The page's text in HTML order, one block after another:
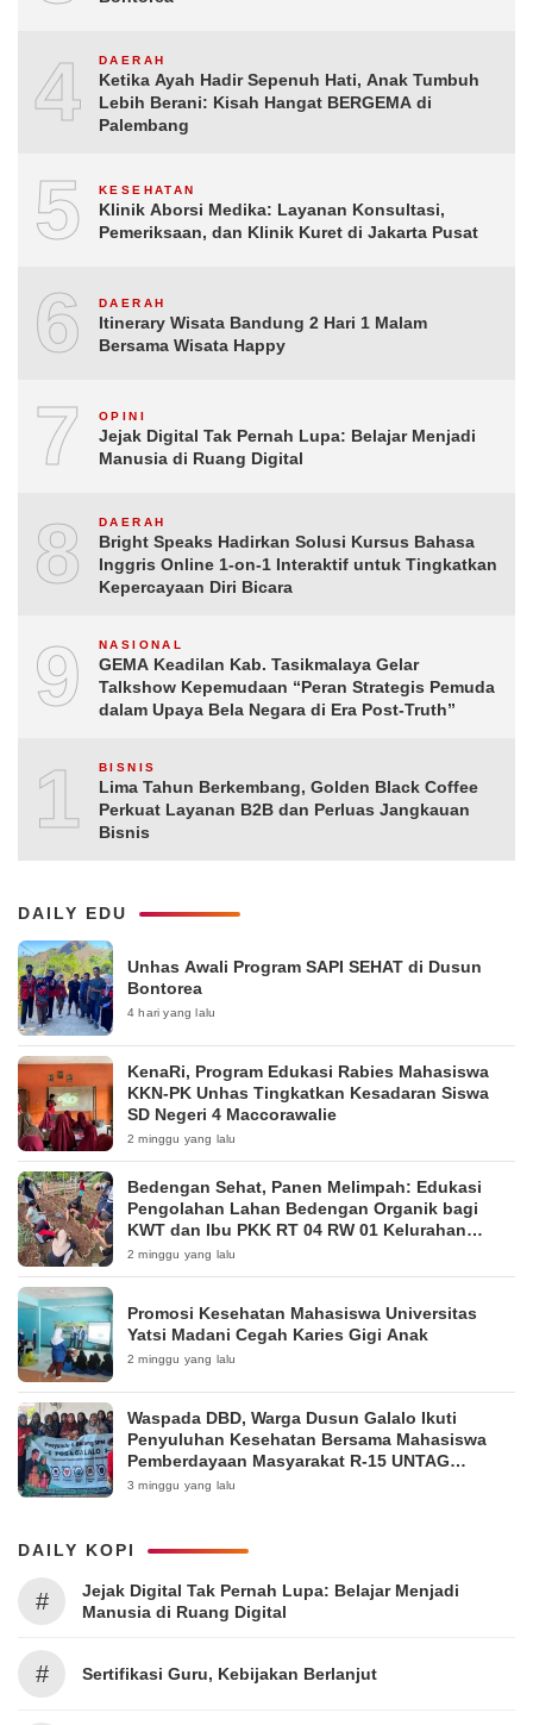
4 DAERAH
Ketika Ayah Hadir Sepenuh Hati, Anak Tumbuh
Lebih Berani: Kisah Hangat BERGEMA di
Palembang
5 KESEHATAN
Klinik Aborsi Medika: Layanan Konsultasi,
Pemeriksaan, dan Klinik Kuret di Jakarta Pusat
6 DAERAH
Itinerary Wisata Bandung 2 Hari 1 Malam
Bersama Wisata Happy
7 OPINI
Jejak Digital Tak Pernah Lupa: Belajar Menjadi
Manusia di Ruang Digital
8 DAERAH
Bright Speaks Hadirkan Solusi Kursus Bahasa
Inggris Online 1-on-1 Interaktif untuk Tingkatkan
Kepercayaan Diri Bicara
9 NASIONAL
GEMA Keadilan Kab. Tasikmalaya Gelar
Talkshow Kepemudaan “Peran Strategis Pemuda
dalam Upaya Bela Negara di Era Post-Truth”
10BISNIS
Lima Tahun Berkembang, Golden Black Coffee
Perkuat Layanan B2B dan Perluas Jangkauan
Bisnis
DAILY EDU
Unhas Awali Program SAPI SEHAT di Dusun
Bontorea
4 hari yang lalu
KenaRi, Program Edukasi Rabies Mahasiswa
KKN-PK Unhas Tingkatkan Kesadaran Siswa
SD Negeri 4 Maccorawalie
2 minggu yang lalu
Bedengan Sehat, Panen Melimpah: Edukasi
Pengolahan Lahan Bedengan Organik bagi
KWT dan Ibu PKK RT 04 RW 01 Kelurahan
Pakintelan
2 minggu yang lalu
Promosi Kesehatan Mahasiswa Universitas
Yatsi Madani Cegah Karies Gigi Anak
2 minggu yang lalu
Waspada DBD, Warga Dusun Galalo Ikuti
Penyuluhan Kesehatan Bersama Mahasiswa
Pemberdayaan Masyarakat R-15 UNTAG
Surabaya 2026
3 minggu yang lalu
DAILY KOPI
#
Jejak Digital Tak Pernah Lupa: Belajar Menjadi
Manusia di Ruang Digital
# Sertifikasi Guru, Kebijakan Berlanjut